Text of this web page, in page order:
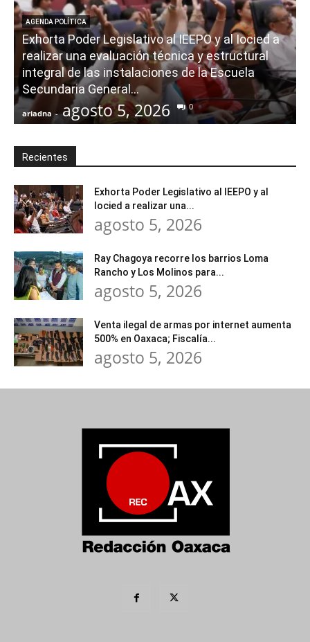
AGENDA POLÍTICA
Exhorta Poder Legislativo al IEEPO y al Iocied a
realizar una evaluación técnica y estructural
integral de las instalaciones de la Escuela
Secundaria General...
ariadna - agosto 5, 2026 0
Recientes
Exhorta Poder Legislativo al IEEPO y al
Iocied a realizar una...
agosto 5, 2026
Ray Chagoya recorre los barrios Loma
Rancho y Los Molinos para...
agosto 5, 2026
Venta ilegal de armas por internet aumenta
500% en Oaxaca; Fiscalía...
agosto 5, 2026